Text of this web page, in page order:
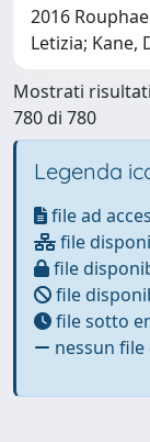
2016
Letizia; Kane,
Mostrati
780 di 780
Legenda
file ad
file
file
file
file sotto
nessun